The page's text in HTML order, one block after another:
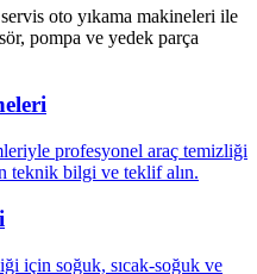
oto yıkama makineleri ile
pompa ve yedek parça
profesyonel araç temizliği
teknik bilgi ve teklif alın.
için soğuk, sıcak-soğuk ve